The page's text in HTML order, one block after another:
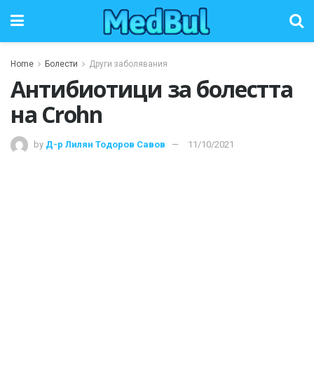
Home Болести Други заболявания
Антибиотици за болестта
на Crohn
by Д-р Лилян Тодоров Савов 11/10/2021